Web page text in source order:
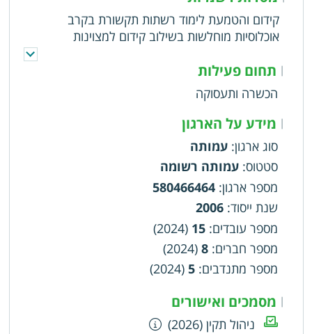
קידום והטמעת לימוד רשתות תקשורת בקרב
אוכלוסיות מוחלשות בשילוב קידום למצוינות
באמצעות אקדמיות ברחבי הארץ. מיקסום האפשרויות
וההזדמנויות לשילוב בשוק העבודה תוך כדי פיתוח
קריירה ויוזמות עסקיות והבטחת מיצוי הפוטנציאל
הכלכלי-חברתי של צעירים. חשיפת הצעירים
לעולמות התוכן של צעירים בעולם סביב נושאים בעלי
חשיבות עולמית לאומית ושילובם בפורומים בין
לאומיים
| תחום פעילות
הכשרה ותעסוקה
| מידע על הארגון
סוג ארגון: עמותה
סטטוס: עמותה רשומה
מספר ארגון:
580466464
שנת ייסוד:
2006
מספר עובדים:
15
(2024)
מספר חברים:
8
(2024)
מספר מתנדבים:
5
(2024)
| מסמכים ואישורים
ניהול תקין (2026)